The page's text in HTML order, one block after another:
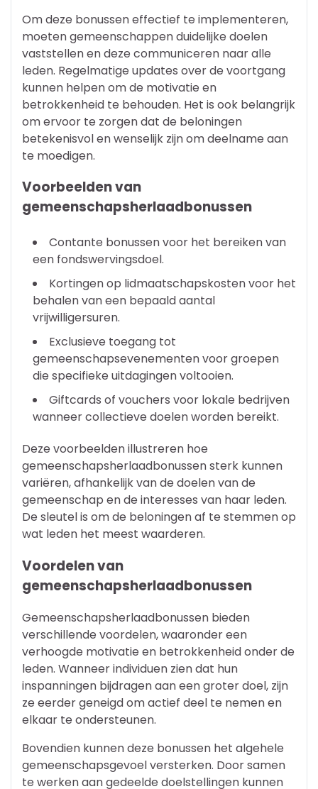
Om deze bonussen effectief te implementeren,
moeten gemeenschappen duidelijke doelen
vaststellen en deze communiceren naar alle
leden. Regelmatige updates over de voortgang
kunnen helpen om de motivatie en
betrokkenheid te behouden. Het is ook belangrijk
om ervoor te zorgen dat de beloningen
betekenisvol en wenselijk zijn om deelname aan
te moedigen.
Voorbeelden van
gemeenschapsherlaadbonussen
Contante bonussen voor het bereiken van
een fondswervingsdoel.
Kortingen op lidmaatschapskosten voor het
behalen van een bepaald aantal
vrijwilligersuren.
Exclusieve toegang tot
gemeenschapsevenementen voor groepen
die specifieke uitdagingen voltooien.
Giftcards of vouchers voor lokale bedrijven
wanneer collectieve doelen worden bereikt.
Deze voorbeelden illustreren hoe
gemeenschapsherlaadbonussen sterk kunnen
variëren, afhankelijk van de doelen van de
gemeenschap en de interesses van haar leden.
De sleutel is om de beloningen af te stemmen op
wat leden het meest waarderen.
Voordelen van
gemeenschapsherlaadbonussen
Gemeenschapsherlaadbonussen bieden
verschillende voordelen, waaronder een
verhoogde motivatie en betrokkenheid onder de
leden. Wanneer individuen zien dat hun
inspanningen bijdragen aan een groter doel, zijn
ze eerder geneigd om actief deel te nemen en
elkaar te ondersteunen.
Bovendien kunnen deze bonussen het algehele
gemeenschapsgevoel versterken. Door samen
te werken aan gedeelde doelstellingen kunnen